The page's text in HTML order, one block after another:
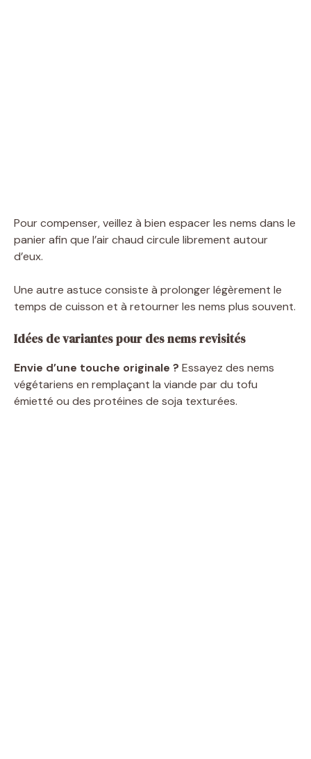
Pour compenser, veillez à bien espacer les nems dans le
panier afin que l’air chaud circule librement autour
d’eux.
Une autre astuce consiste à prolonger légèrement le
temps de cuisson et à retourner les nems plus souvent.
Idées de variantes pour des nems revisités
Envie d’une touche originale ? Essayez des nems
végétariens en remplaçant la viande par du tofu
émietté ou des protéines de soja texturées.